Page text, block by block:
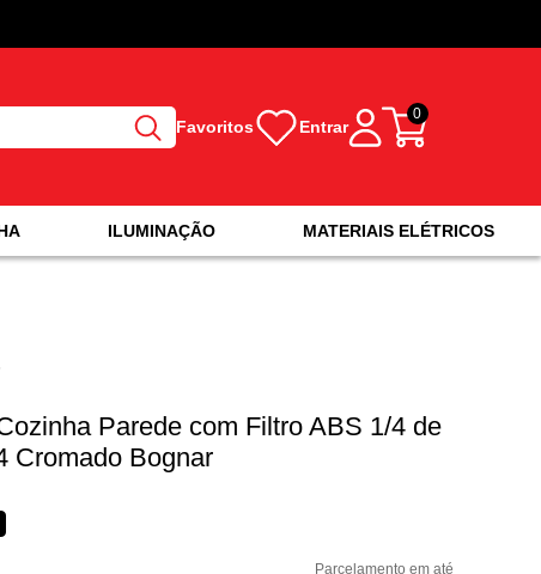
Favoritos Entrar
0
ILUMINAÇÃO MATERIAIS ELÉTRICOS
Parede com Filtro ABS 1/4 de
Cromado Bognar